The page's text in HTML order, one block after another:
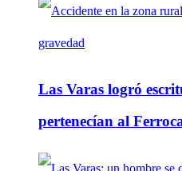
Las Varas logró
pertenecían al